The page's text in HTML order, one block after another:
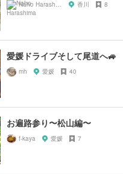
Naho Harashima 香川 8
愛媛ドライブそして尾道へ🚙
mh 愛媛 40
お遍路参り〜松山編〜
f-kaya 愛媛 7